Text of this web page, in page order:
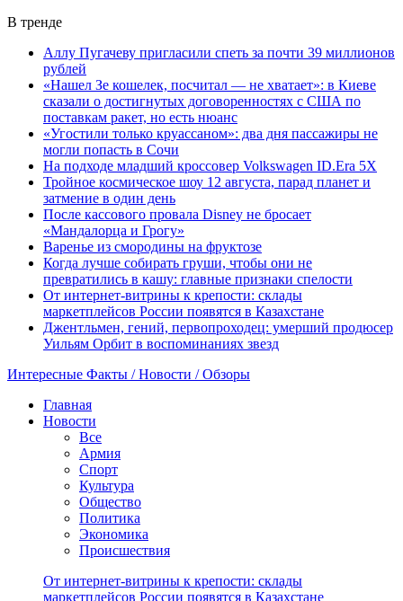
В тренде
Аллу Пугачеву пригласили спеть за почти 39 миллионов
рублей
«Нашел Зе кошелек, посчитал — не хватает»: в Киеве
сказали о достигнутых договоренностях с США по
поставкам ракет, но есть нюанс
«Угостили только круассаном»: два дня пассажиры не
могли попасть в Сочи
На подходе младший кроссовер Volkswagen ID.Era 5X
Тройное космическое шоу 12 августа, парад планет и
затмение в один день
После кассового провала Disney не бросает
«Мандалорца и Грогу»
Варенье из смородины на фруктозе
Когда лучше собирать груши, чтобы они не
превратились в кашу: главные признаки спелости
От интернет-витрины к крепости: склады
маркетплейсов России появятся в Казахстане
Джентльмен, гений, первопроходец: умерший продюсер
Уильям Орбит в воспоминаниях звезд
Интересные Факты / Новости / Обзоры
Главная
Новости
Все
Армия
Спорт
Культура
Общество
Политика
Экономика
Происшествия
От интернет-витрины к крепости: склады
маркетплейсов России появятся в Казахстане